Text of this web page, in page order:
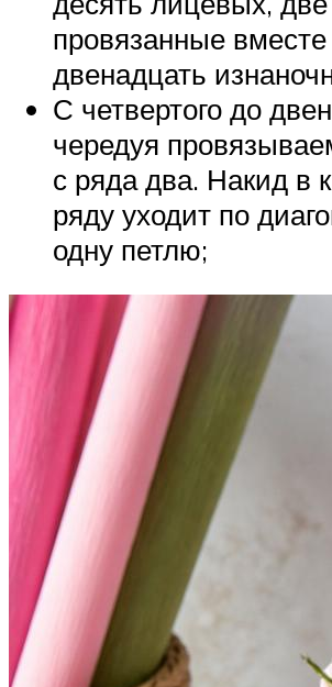
провязанные
двенадцать
С четвертого до
чередуя
с ряда два. Накид в
ряду уходит по
одну петлю;